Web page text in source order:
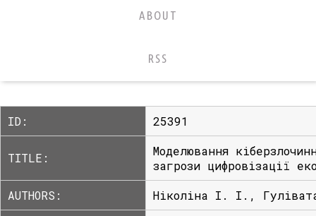
ABOUT
RSS
ID: 25391
TITLE:
Моделювання
загрози цифровізації
AUTHORS:
Ніколіна І. І.,